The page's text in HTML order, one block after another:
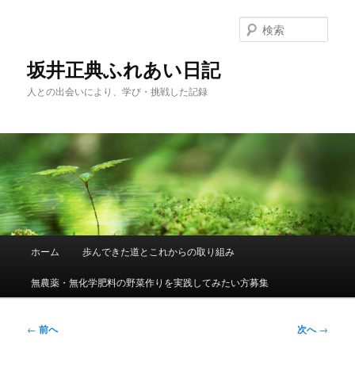
へ
動
坂井正典ふれあい日記
人との出会いにより、学び・挑戦した記録
索
メ
ホーム 歩んできた道とこれからの取り組み
無農薬・無化学肥料の野菜作りを実践してみたい方募集
投
← 前へ 次へ→